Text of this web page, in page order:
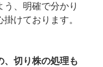
う、明確で分かり
けております。
、切り株の処理も